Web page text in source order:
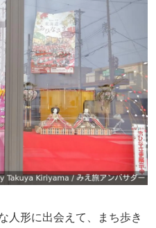
人形に出会えて、まち歩き